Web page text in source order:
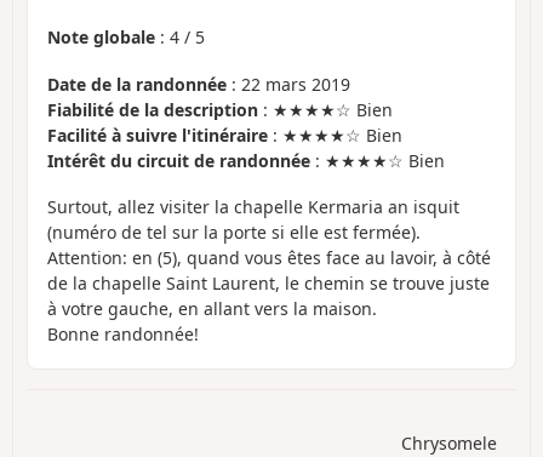
Note globale : 4 / 5
Date de la randonnée : 22 mars 2019
Fiabilité de la description : ★★★★☆ Bien
Facilité à suivre l'itinéraire : ★★★★☆ Bien
Intérêt du circuit de randonnée : ★★★★☆ Bien
Surtout, allez visiter la chapelle Kermaria an isquit
(numéro de tel sur la porte si elle est fermée).
Attention: en (5), quand vous êtes face au lavoir, à côté
de la chapelle Saint Laurent, le chemin se trouve juste
à votre gauche, en allant vers la maison.
Bonne randonnée!
Chrysomele